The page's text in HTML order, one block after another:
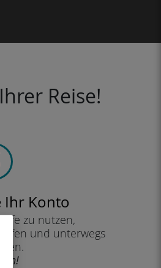
Reise!
Ihr Konto
zu nutzen,
und unterwegs